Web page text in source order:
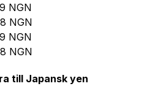
NGN
NGN
NGN
NGN
till Japansk yen